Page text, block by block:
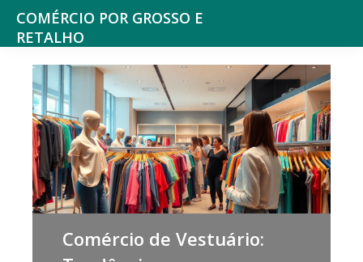
Saltar
para
menu
principal
Skip
main
content
COMÉRCIO POR GROSSO E
RETALHO
Espaço
de
reflexão
sobre
Comércio
Comércio de Vestuário: